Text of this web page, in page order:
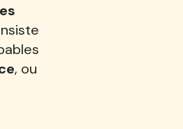
, ou